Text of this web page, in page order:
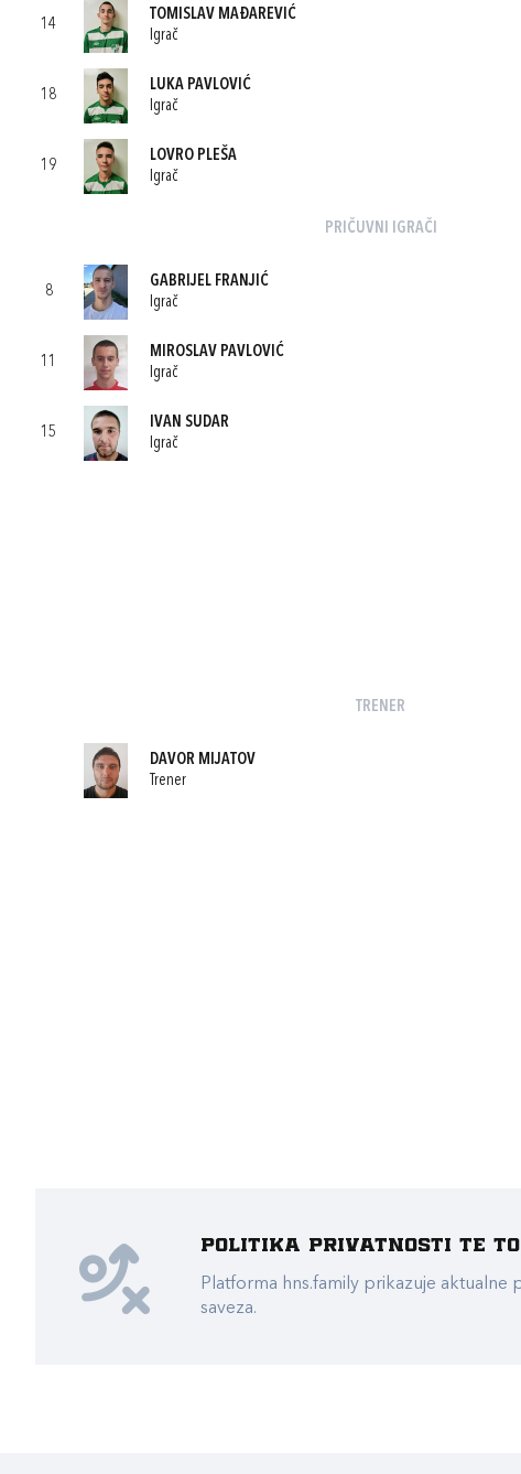
14
TOMISLAV MAĐAREVIĆ
Igrač
18
LUKA PAVLOVIĆ
Igrač
19
LOVRO PLEŠA
Igrač
PRIČUVNI IGRAČI
8
GABRIJEL FRANJIĆ
Igrač
11
MIROSLAV PAVLOVIĆ
Igrač
15
IVAN SUDAR
Igrač
TRENER
DAVOR MIJATOV
Trener
Politika privatnosti te
Platforma hns.family prikazuje
saveza.